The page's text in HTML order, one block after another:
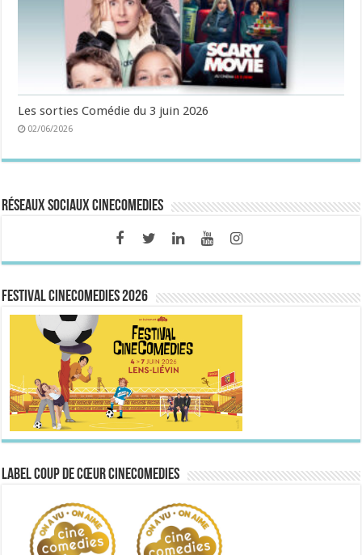
Les sorties Comédie du 3 juin 2026
02/06/2026
Réseaux sociaux CineComedies
FESTIVAL CINECOMEDIES 2026
Label Coup de Cœur CineComedies